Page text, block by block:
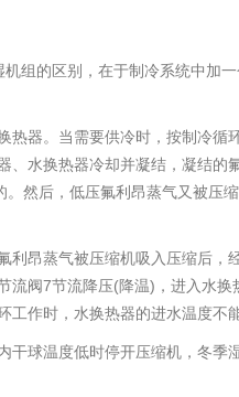
组的区别，在于制冷系统中加
器。当需要供冷时，按制冷循
水换热器冷却并凝结，凝结的
然后，低压氟利昂蒸气又被压
利昂蒸气被压缩机吸入压缩后，
流阀7节流降压(降温)，进入水
作时，水换热器的进水温度不
球温度低时停开压缩机，冬季